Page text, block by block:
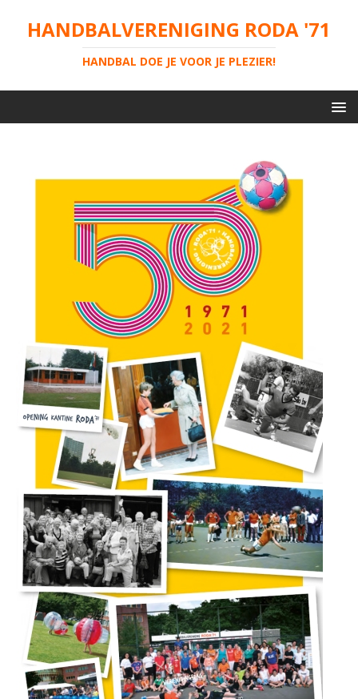
HANDBALVERENIGING RODA '71
HANDBAL DOE JE VOOR JE PLEZIER!